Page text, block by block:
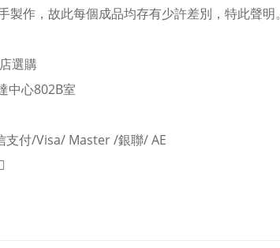
作，故此每個成品均存有少許差別，特此聲明。
選購
中心802B室
付/Visa/ Master /銀聯/ AE